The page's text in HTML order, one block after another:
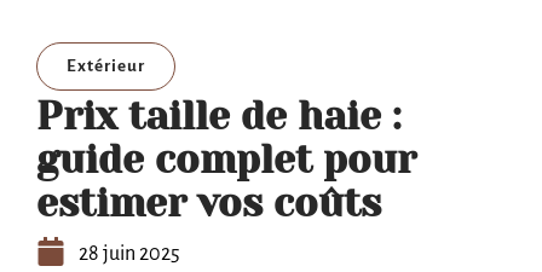
Extérieur
Prix taille de haie :
guide complet pour
estimer vos coûts
28 juin 2025